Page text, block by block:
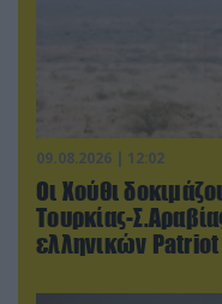
09.08.2026 | 12:02
Οι Χούθι
Τουρκίας-
ελληνικών Patriot